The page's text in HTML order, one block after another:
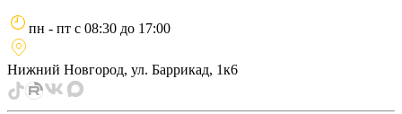
пн - пт с 08:30 до 17:00
Нижний Новгород, ул. Баррикад, 1к6